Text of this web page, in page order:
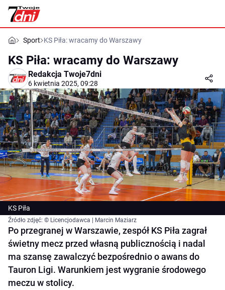
Sport KS Piła: wracamy do Warszawy
KS Piła: wracamy do Warszawy
Redakcja Twoje7dni
6 kwietnia 2025, 09:28
KS Piła
Źródło zdjęć: © Licencjodawca | Marcin Maziarz
Po przegranej w Warszawie, zespół KS Piła zagrał
świetny mecz przed własną publicznością i nadal
ma szansę zawalczyć bezpośrednio o awans do
Tauron Ligi. Warunkiem jest wygranie środowego
meczu w stolicy.